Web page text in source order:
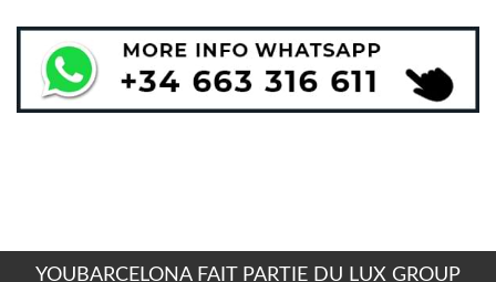
YOUBARCELONA FAIT PARTIE DU LUX GROUP